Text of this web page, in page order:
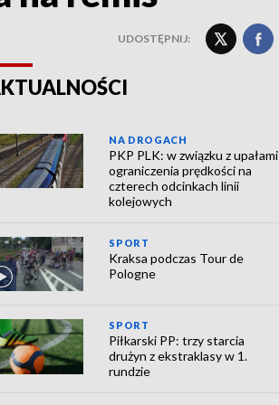
UDOSTĘPNIJ:
NA DROGACH
PKP PLK: w związku z upałami
ograniczenia prędkości na
czterech odcinkach linii
kolejowych
SPORT
Kraksa podczas Tour de
Pologne
SPORT
Piłkarski PP: trzy starcia
drużyn z ekstraklasy w 1.
rundzie